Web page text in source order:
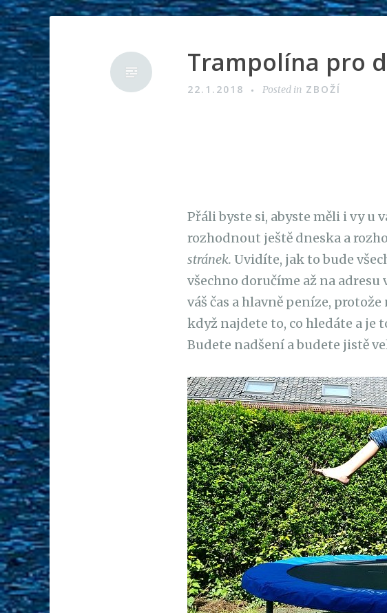
Trampolína pro
22.1.2018 Posted in ZBOŽÍ
Přáli byste si, abyste měli i vy u
rozhodnout ještě dneska a
stránek. Uvidíte, jak to bude
všechno doručíme až na adresu
váš čas a hlavně peníze,
když najdete to, co hledáte a je
Budete nadšení a budete jistě